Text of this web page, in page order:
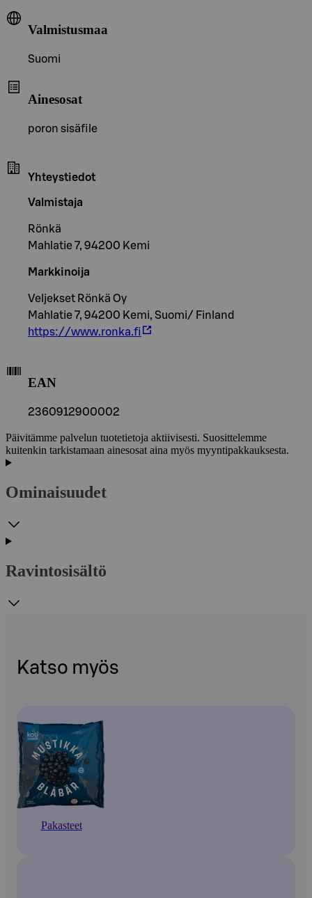
Valmistusmaa
Suomi
Ainesosat
poron sisäfile
Yhteystiedot
Valmistaja
Rönkä
Mahlatie 7, 94200 Kemi
Markkinoija
Veljekset Rönkä Oy
Mahlatie 7, 94200 Kemi, Suomi/ Finland
https://www.ronka.fi
EAN
2360912900002
Päivitämme palvelun tuotetietoja aktiivisesti. Suosittelemme
kuitenkin tarkistamaan ainesosat aina myös myyntipakkauksesta.
Ominaisuudet
Ravintosisältö
Katso myös
Pakasteet